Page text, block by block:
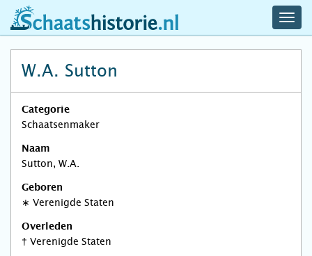
schaatshistorie.nl
W.A. Sutton
Categorie
Schaatsenmaker
Naam
Sutton, W.A.
Geboren
∗ Verenigde Staten
Overleden
† Verenigde Staten